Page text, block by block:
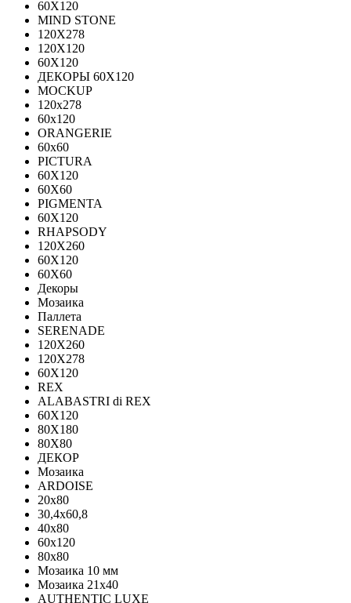
60Х120
MIND STONE
120X278
120Х120
60Х120
ДЕКОРЫ 60Х120
MOCKUP
120х278
60х120
ORANGERIE
60х60
PICTURA
60X120
60X60
PIGMENTA
60X120
RHAPSODY
120X260
60X120
60X60
Декоры
Мозаика
Паллета
SERENADE
120X260
120Х278
60X120
REX
ALABASTRI di REX
60X120
80X180
80X80
ДЕКОР
Мозаика
ARDOISE
20х80
30,4х60,8
40х80
60х120
80х80
Мозаика 10 мм
Мозаика 21х40
AUTHENTIC LUXE